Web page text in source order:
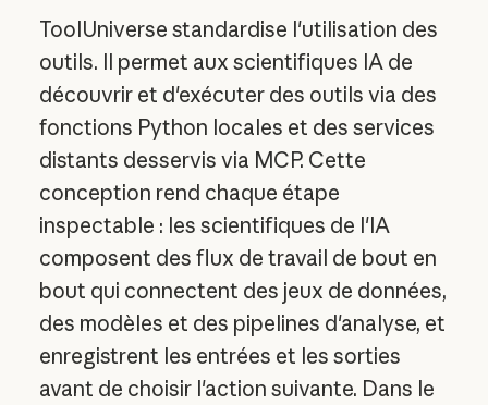
ToolUniverse standardise l'utilisation des
outils. Il permet aux scientifiques IA de
découvrir et d'exécuter des outils via des
fonctions Python locales et des services
distants desservis via MCP. Cette
conception rend chaque étape
inspectable : les scientifiques de l'IA
composent des flux de travail de bout en
bout qui connectent des jeux de données,
des modèles et des pipelines d'analyse, et
enregistrent les entrées et les sorties
avant de choisir l'action suivante. Dans le